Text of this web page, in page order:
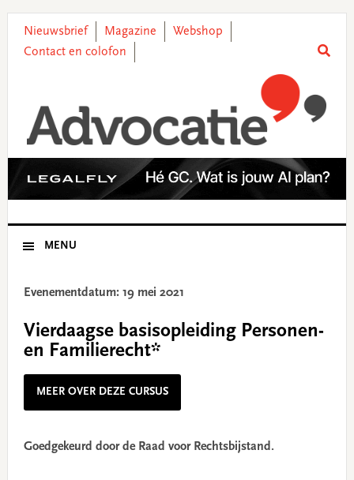
primary
main
primary
footer
Nieuwsbrief Magazine
Webshop
Contact en colofon
MENU
Evenementdatum: 19 mei 2021
Vierdaagse basisopleiding Personen-
en Familierecht*
MEER OVER DEZE CURSUS
Goedgekeurd door de Raad voor Rechtsbijstand.